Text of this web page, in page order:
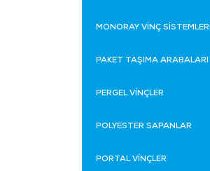
MONORAY VİNÇ SİSTEMLERİ
PAKET TAŞIMA ARABALARI
PERGEL VİNÇLER
POLYESTER SAPANLAR
PORTAL VİNÇLER